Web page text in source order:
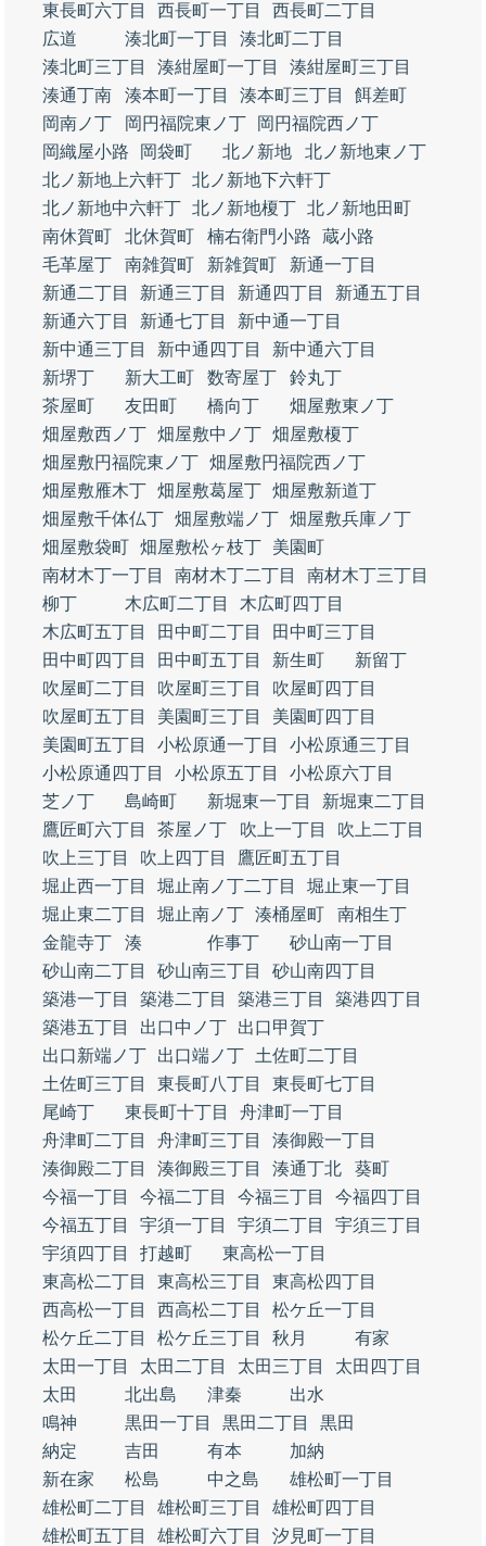
東長町六丁目
西長町一丁目
西長町二丁目
広道
湊北町一丁目
湊北町二丁目
湊北町三丁目
湊紺屋町一丁目
湊紺屋町三丁目
湊通丁南
湊本町一丁目 湊本町三丁目
餌差町
岡南ノ丁
岡円福院東ノ丁
岡円福院西ノ丁
岡織屋小路
岡袋町 北ノ新地
北ノ新地東ノ丁
北ノ新地上六軒丁 北ノ新地下六軒丁
北ノ新地中六軒丁 北ノ新地榎丁 北ノ新地田町
南休賀町
北休賀町 楠右衛門小路
蔵小路
毛革屋丁
南雑賀町 新雑賀町
新通一丁目
新通二丁目
新通三丁目 新通四丁目
新通五丁目
新通六丁目
新通七丁目
新中通一丁目
新中通三丁目
新中通四丁目
新中通六丁目
新堺丁
新大工町 数寄屋丁
鈴丸丁
茶屋町
友田町 橋向丁
畑屋敷東ノ丁
畑屋敷西ノ丁 畑屋敷中ノ丁 畑屋敷榎丁
畑屋敷円福院東ノ丁 畑屋敷円福院西ノ丁
畑屋敷雁木丁 畑屋敷葛屋丁 畑屋敷新道丁
畑屋敷千体仏丁 畑屋敷端ノ丁 畑屋敷兵庫ノ丁
畑屋敷袋町 畑屋敷松ヶ枝丁
美園町
南材木丁一丁目
南材木丁二丁目
南材木丁三丁目
柳丁
木広町二丁目
木広町四丁目
木広町五丁目
田中町二丁目
田中町三丁目
田中町四丁目
田中町五丁目 新生町
新留丁
吹屋町二丁目
吹屋町三丁目
吹屋町四丁目
吹屋町五丁目
美園町三丁目
美園町四丁目
美園町五丁目
小松原通一丁目
小松原通三丁目
小松原通四丁目
小松原五丁目
小松原六丁目
芝ノ丁
島崎町 新堀東一丁目
新堀東二丁目
鷹匠町六丁目
茶屋ノ丁 吹上一丁目
吹上二丁目
吹上三丁目
吹上四丁目
鷹匠町五丁目
堀止西一丁目
堀止南ノ丁二丁目
堀止東一丁目
堀止東二丁目
堀止南ノ丁 湊桶屋町
南相生丁
金龍寺丁
湊 作事丁
砂山南一丁目
砂山南二丁目
砂山南三丁目
砂山南四丁目
築港一丁目
築港二丁目 築港三丁目
築港四丁目
築港五丁目
出口中ノ丁
出口甲賀丁
出口新端ノ丁
出口端ノ丁
土佐町二丁目
土佐町三丁目
東長町八丁目
東長町七丁目
尾崎丁
東長町十丁目
舟津町一丁目
舟津町二丁目
舟津町三丁目
湊御殿一丁目
湊御殿二丁目
湊御殿三丁目 湊通丁北
葵町
今福一丁目
今福二丁目 今福三丁目
今福四丁目
今福五丁目
宇須一丁目 宇須二丁目
宇須三丁目
宇須四丁目
打越町
東高松一丁目
東高松二丁目
東高松三丁目
東高松四丁目
西高松一丁目
西高松二丁目
松ケ丘一丁目
松ケ丘二丁目
松ケ丘三丁目 秋月
有家
太田一丁目
太田二丁目 太田三丁目
太田四丁目
太田
北出島 津秦
出水
鳴神
黒田一丁目 黒田二丁目
黒田
納定
吉田 有本
加納
新在家
松島 中之島
雄松町一丁目
雄松町二丁目
雄松町三丁目
雄松町四丁目
雄松町五丁目
雄松町六丁目
汐見町一丁目